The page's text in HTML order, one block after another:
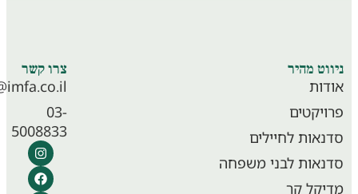
מהיר
לחיילים
לבני משפחה
קר
צרו קשר
info@imfa.co.il
5008833